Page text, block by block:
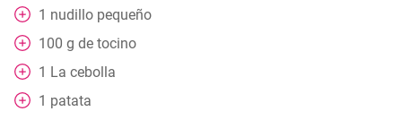
1 nudillo pequeño
100 g de tocino
1 La cebolla
1 patata